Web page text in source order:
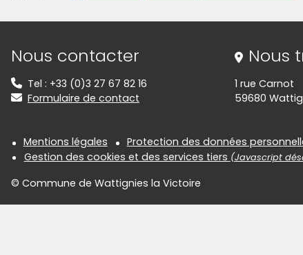
Informations de contact
Nous contacter
Tel : +33 (0)3 27 67 82 16
Formulaire de contact
Nous
1 rue Carnot
59680
Informations
Mentions légales
Protection des données
Gestion des cookies et des services tiers (Javascript
© Commune de Wattignies la Victoire